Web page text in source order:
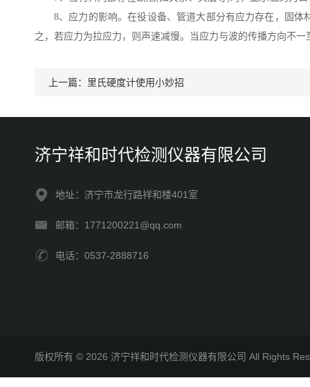
8、应力的影响。在役设备、管道大部分有应力存在，固
之，若应力为拉应力，则声速减慢。当应力与波的传播方向不
上一篇： 里氏硬度计使用小妙招
济宁祥和时代检测仪器有限公司
地址：济宁市龙行路祥和楼401室
邮箱：1771200221@qq.com
电话：0537-2888716
版权所有 © 2026 济宁祥和时代检测仪器有限公司 All Rights